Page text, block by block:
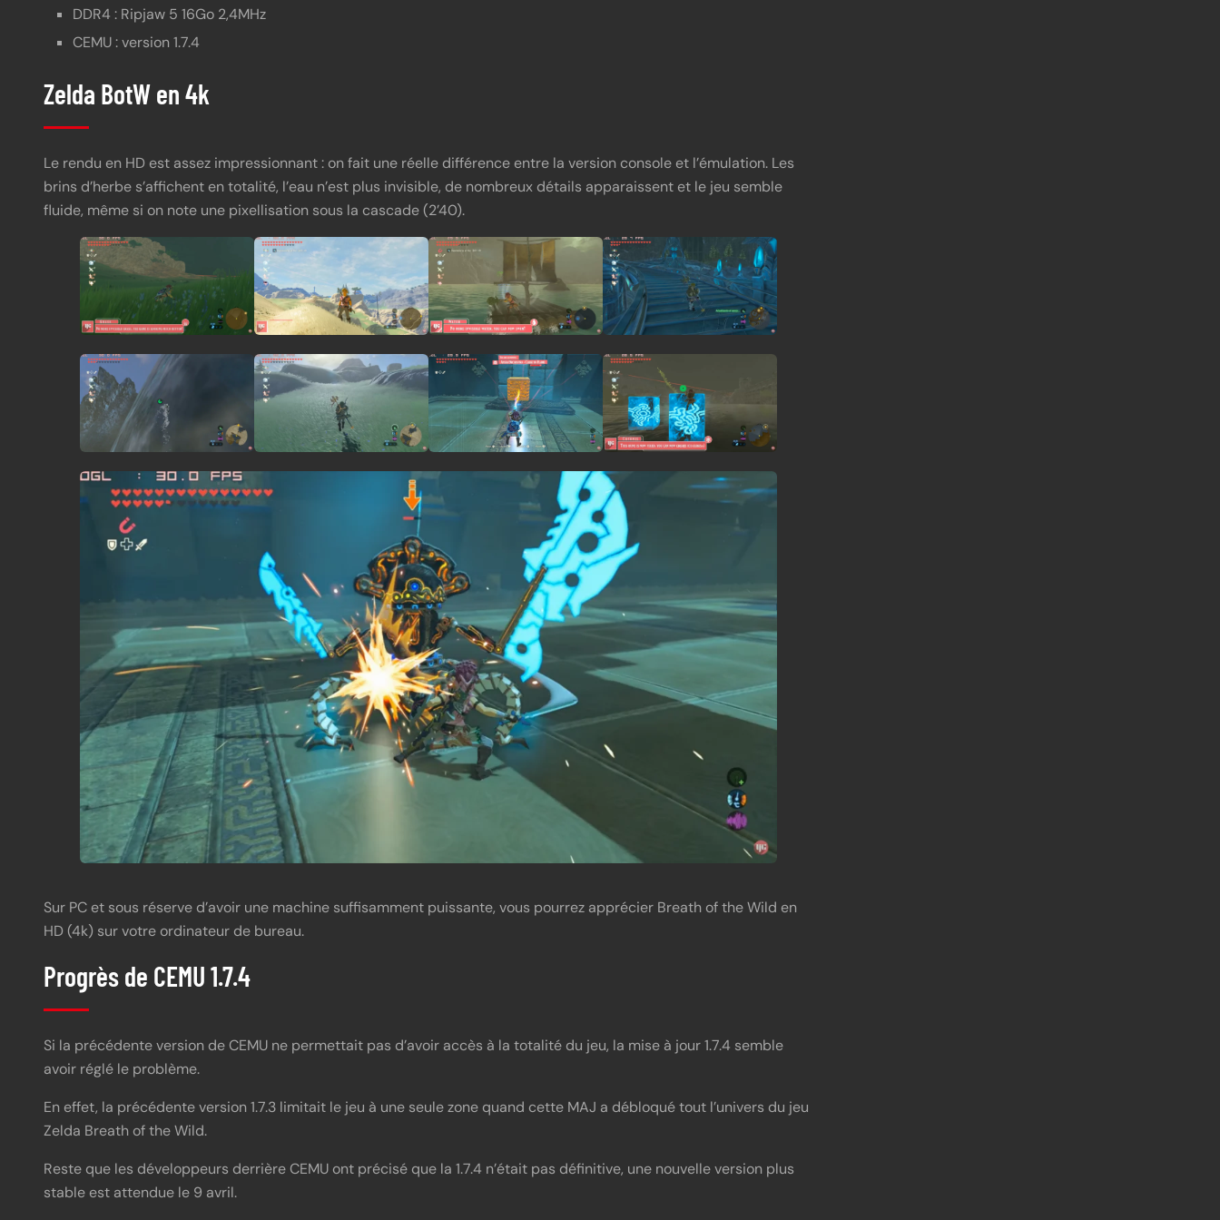
DDR4 : Ripjaw 5 16Go 2,4MHz
CEMU : version 1.7.4
Zelda BotW en 4k
Le rendu en HD est assez impressionnant : on fait une réelle différence entre la version console et l’émulation. Les
brins d’herbe s’affichent en totalité, l’eau n’est plus invisible, de nombreux détails apparaissent et le jeu semble
fluide, même si on note une pixellisation sous la cascade (2’40).
Sur PC et sous réserve d’avoir une machine suffisamment puissante, vous pourrez apprécier Breath of the Wild en
HD (4k) sur votre ordinateur de bureau.
Progrès de CEMU 1.7.4
Si la précédente version de CEMU ne permettait pas d’avoir accès à la totalité du jeu, la mise à jour 1.7.4 semble
avoir réglé le problème.
En effet, la précédente version 1.7.3 limitait le jeu à une seule zone quand cette MAJ a débloqué tout l’univers du jeu
Zelda Breath of the Wild.
Reste que les développeurs derrière CEMU ont précisé que la 1.7.4 n’était pas définitive, une nouvelle version plus
stable est attendue le 9 avril.